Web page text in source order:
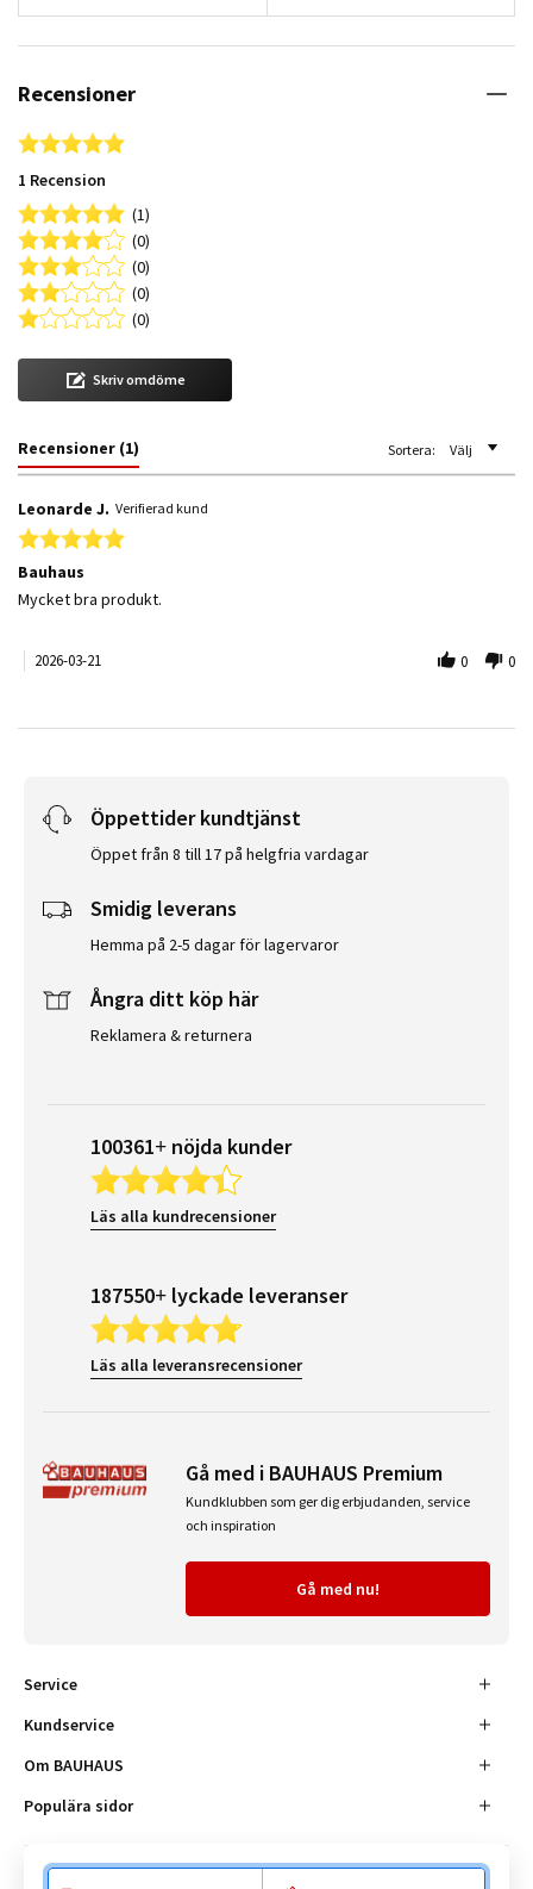
Recensioner
5.0 star rating
1 Recension
(1)
(0)
(0)
(0)
(0)
Skriv omdöme
Recensioner (1) Sortera: Välj
Leonarde J. Verifierad kund
5.0 star rating
Bauhaus
Review by Leonarde J. on 21 Mar 2026
review stating Bauhaus
Mycket bra produkt.
2026-03-21 0 0
Öppettider kundtjänst
Öppet från 8 till 17 på helgfria vardagar
Smidig leverans
Hemma på 2-5 dagar för lagervaror
Ångra ditt köp här
Reklamera & returnera
100361+ nöjda kunder
Läs alla kundrecensioner
187550+ lyckade leveranser
Läs alla leveransrecensioner
Gå med i BAUHAUS Premium
Kundklubben som ger dig erbjudanden, service
och inspiration
Gå med nu!
Service
Kundservice
Om BAUHAUS
Populära sidor